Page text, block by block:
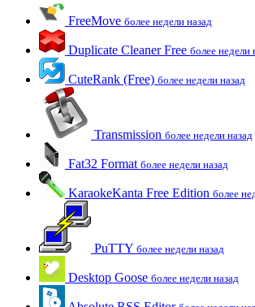
FreeMove более недели назад
Duplicate Cleaner Free более недели
CuteRank (Free) более недели назад
Transmission более недели назад
Fat32 Format более недели назад
KaraokeKanta Free Edition более
PuTTY более недели назад
Desktop Goose более недели назад